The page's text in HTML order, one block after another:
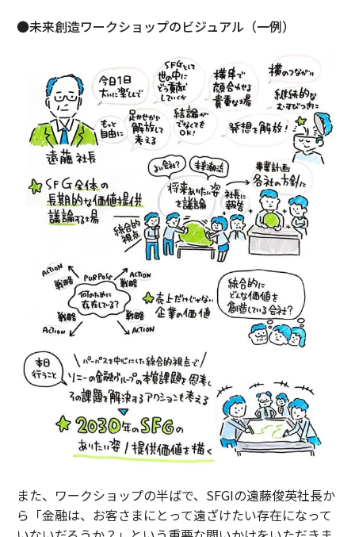
●未来創造ワークショップのビジュアル（一例）
また、ワークショップの半ばで、SFGIの遠藤俊英社長か
ら「金融は、お客さまにとって遠ざけたい存在になって